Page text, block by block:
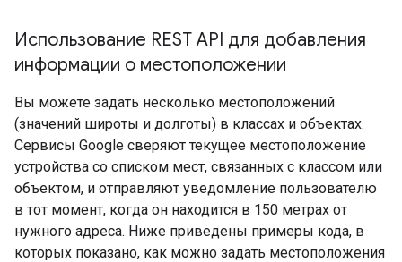
Использование REST API для добавления
информации о местоположении
Вы можете задать несколько местоположений
(значений широты и долготы) в классах и объектах.
Сервисы Google сверяют текущее местоположение
устройства со списком мест, связанных с классом или
объектом, и отправляют уведомление пользователю
в тот момент, когда он находится в 150 метрах от
нужного адреса. Ниже приведены примеры кода, в
которых показано, как можно задать местоположения